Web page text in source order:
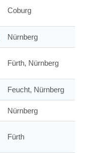
Coburg
Nürnberg
Fürth, Nürnberg
Feucht, Nürnberg
Nürnberg
Fürth